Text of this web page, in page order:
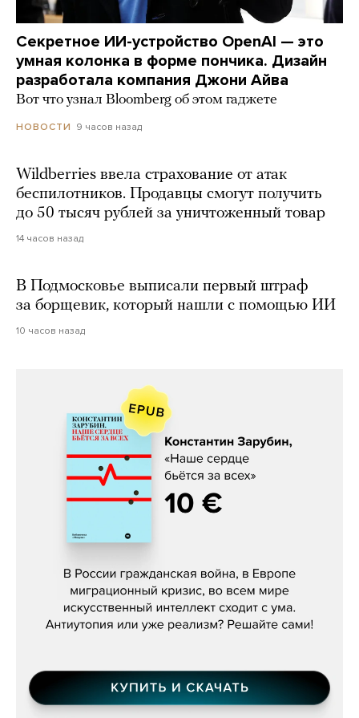
Секретное ИИ-устройство OpenAI — это
умная колонка в форме пончика. Дизайн
разработала компания Джони Айва
Вот что узнал Bloomberg об этом гаджете
НОВОСТИ 9 часов назад
Wildberries ввела страхование от атак
беспилотников. Продавцы смогут получить
до 50 тысяч рублей за уничтоженный товар
14 часов назад
В Подмосковье выписали первый штраф
за борщевик, который нашли с помощью ИИ
10 часов назад
Константин Зарубин, «Наше сердце